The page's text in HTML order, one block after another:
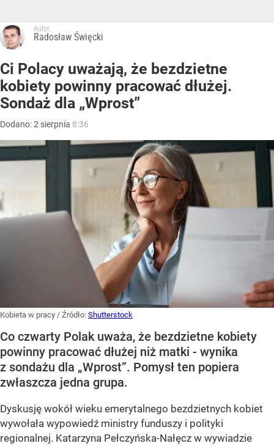
Autor:
Radosław Święcki
Ci Polacy uważają, że bezdzietne
kobiety powinny pracować dłużej.
Sondaż dla „Wprost”
Dodano:2 sierpnia 8:36
Kobieta w pracy / Źródło: Shutterstock
Co czwarty Polak uważa, że bezdzietne kobiety
powinny pracować dłużej niż matki - wynika
z sondażu dla „Wprost”. Pomysł ten popiera
zwłaszcza jedna grupa.
Dyskusję wokół wieku emerytalnego bezdzietnych kobiet
wywołała wypowiedź ministry funduszy i polityki
regionalnej. Katarzyna Pełczyńska-Nałęcz w wywiadzie